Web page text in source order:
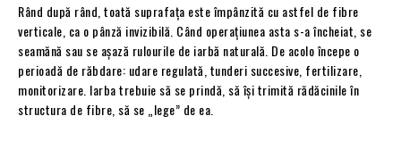
Rând după rând, toată suprafața este împânzită cu astfel de fibre
verticale, ca o pânză invizibilă. Când operațiunea asta s-a încheiat, se
seamănă sau se așază rulourile de iarbă naturală. De acolo începe o
perioadă de răbdare: udare regulată, tunderi succesive, fertilizare,
monitorizare. Iarba trebuie să se prindă, să își trimită rădăcinile în
structura de fibre, să se „lege” de ea.